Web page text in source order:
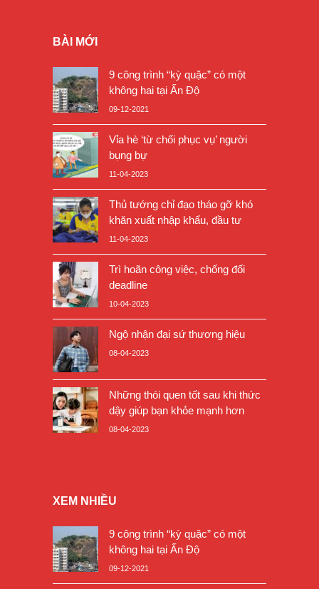
BÀI MỚI
9 công trình “kỳ quặc” có một
không hai tại Ấn Độ
09-12-2021
Vỉa hè ‘từ chối phục vụ’ người
bụng bự
11-04-2023
Thủ tướng chỉ đạo tháo gỡ khó
khăn xuất nhập khẩu, đầu tư
11-04-2023
Trì hoãn công việc, chống đối
deadline
10-04-2023
Ngộ nhận đại sứ thương hiệu
08-04-2023
Những thói quen tốt sau khi thức
dậy giúp bạn khỏe mạnh hơn
08-04-2023
XEM NHIỀU
9 công trình “kỳ quặc” có một
không hai tại Ấn Độ
09-12-2021